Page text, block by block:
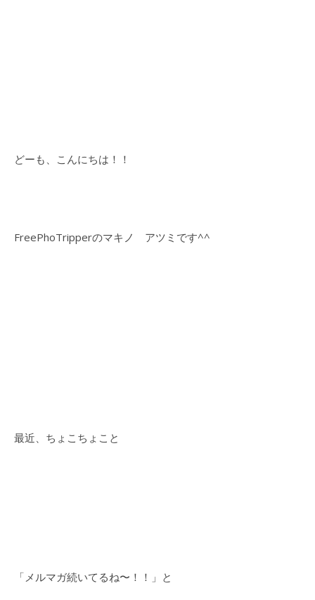
どーも、こんにちは！！
FreePhoTripperのマキノ アツミです^^
最近、ちょこちょこと
「メルマガ続いてるね〜！！」と